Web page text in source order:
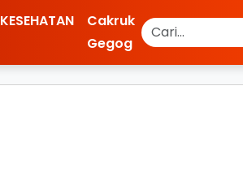
KESEHATAN
Cakruk
Gegog